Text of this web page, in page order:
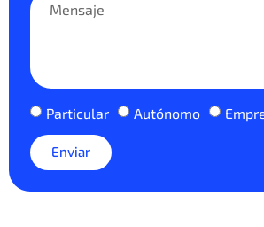
Particular Autónomo
Enviar